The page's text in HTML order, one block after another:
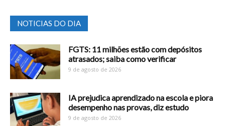
NOTICIAS DO DIA
FGTS: 11 milhões estão com depósitos
atrasados; saiba como verificar
9 de agosto de 2026
IA prejudica aprendizado na escola e piora
desempenho nas provas, diz estudo
9 de agosto de 2026